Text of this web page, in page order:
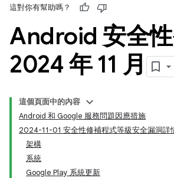
這對你有幫助嗎？
Android 安全
2024 年 11 月
這個頁面中的內容
Android 和 Google 服務問題因應措施
2024-11-01 安全性修補程式等級安全漏洞詳
架構
系統
Google Play 系統更新